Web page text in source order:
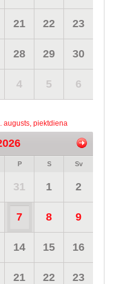
21 22 23
28 29 30
4 5 6
augusts, piektdiena
P S Sv
31 1 2
7 8 9
14 15 16
21 22 23